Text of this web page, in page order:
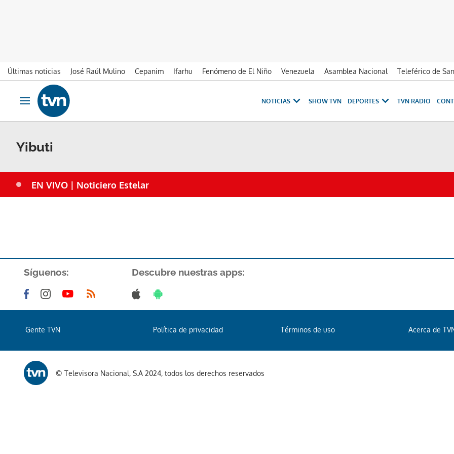
Últimas noticias José Raúl Mulino Cepanim Ifarhu Fenómeno de El Niño Venezuela Asamblea Nacional Teleférico de
Ir al contenido
Obrir navegació
NOTICIAS SHOW TVN DEPORTES TVN RADIO
Yibuti
EN VIVO | Noticiero Estelar
Síguenos: Descubre nuestras apps:
Gente TVN Política de privacidad Términos de uso Acerca de
© Televisora Nacional, S.A 2024, todos los derechos reservados